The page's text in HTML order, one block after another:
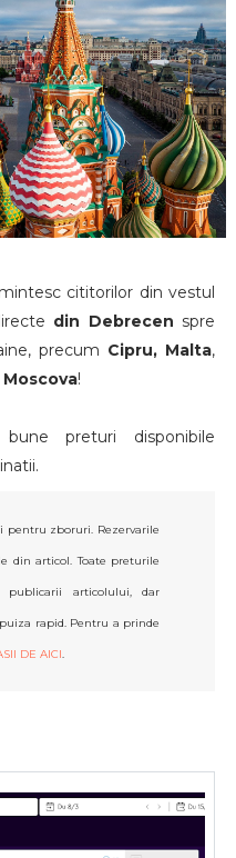
cititorilor din vestul
din Debrecen spre
precum Cipru, Malta,
Moscova!
preturi disponibile
pentru zboruri. Rezervarile
din articol. Toate preturile
articolului, dar
rapid. Pentru a prinde
DE AICI.